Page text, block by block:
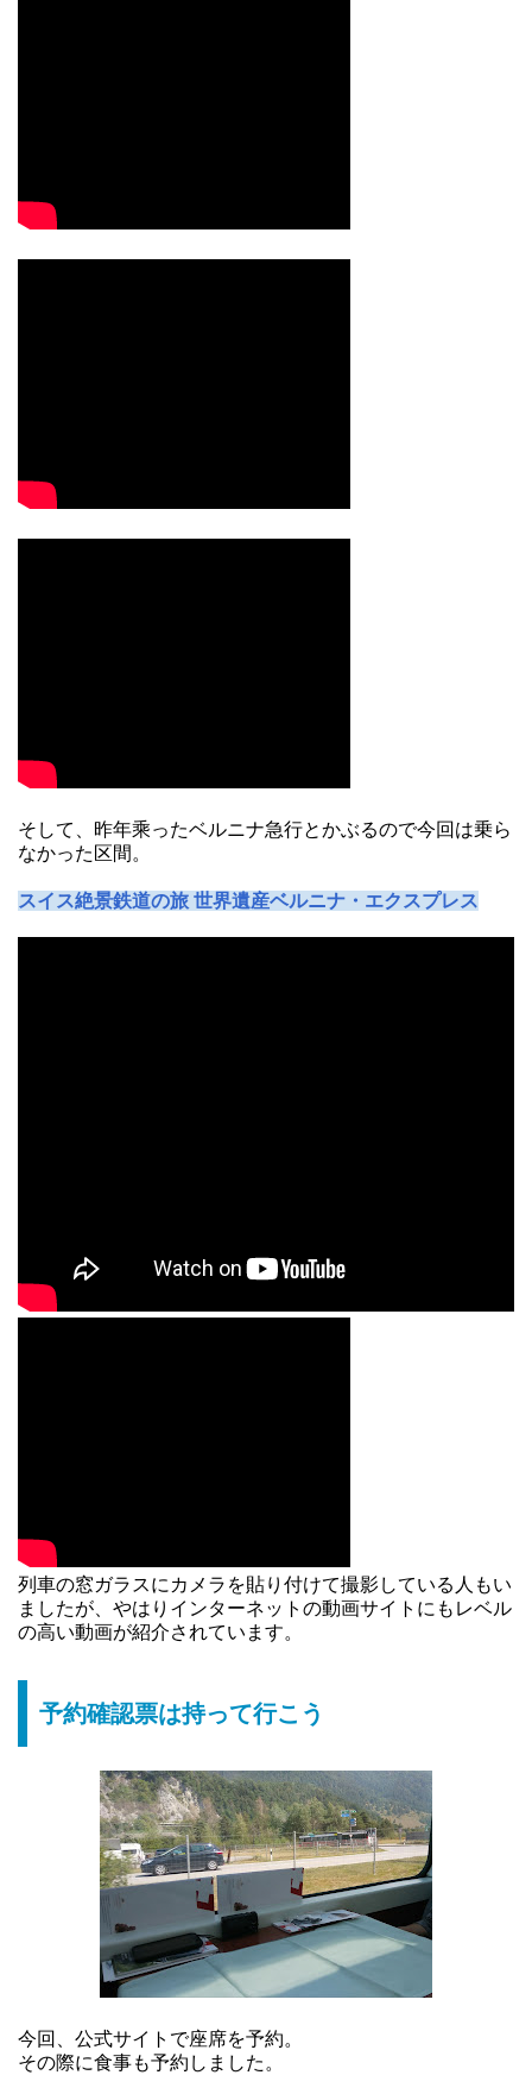
そして、昨年乘ったベルニナ急行とかぶるので今回は乗ら
なかった区間。
スイス絶景鉄道の旅 世界遺産ベルニナ・エクスプレス
列車の窓ガラスにカメラを貼り付けて撮影している人もい
ましたが、やはりインターネットの動画サイトにもレベル
の高い動画が紹介されています。
予約確認票は持って行こう
今回、公式サイトで座席を予約。
その際に食事も予約しました。